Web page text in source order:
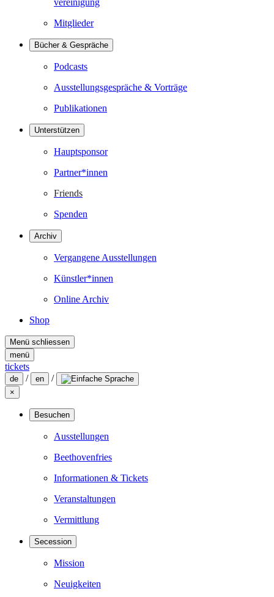
vereinigung
Mitglieder
Bücher & Gespräche
Podcasts
Ausstellungsgespräche & Vorträge
Publikationen
Unterstützen
Hauptsponsor
Partner*innen
Friends
Spenden
Archiv
Vergangene Ausstellungen
Künstler*innen
Online Archiv
Shop
Menü schliessen
menü
tickets
de / en /
×
Besuchen
Ausstellungen
Beethovenfries
Informationen & Tickets
Veranstaltungen
Vermittlung
Secession
Mission
Neuigkeiten